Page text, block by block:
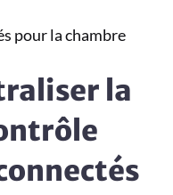
pour la chambre
la